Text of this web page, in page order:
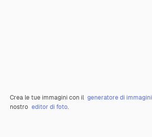
Crea le tue immagini con il generatore di immagini
nostro editor di foto.